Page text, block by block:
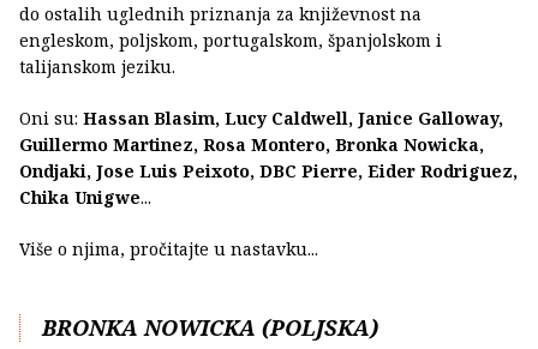
do ostalih uglednih priznanja za književnost na
engleskom, poljskom, portugalskom, španjolskom i
talijanskom jeziku.
Oni su: Hassan Blasim, Lucy Caldwell, Janice Galloway,
Guillermo Martinez, Rosa Montero, Bronka Nowicka,
Ondjaki, Jose Luis Peixoto, DBC Pierre, Eider Rodriguez,
Chika Unigwe...
Više o njima, pročitajte u nastavku...
BRONKA NOWICKA (POLJSKA)